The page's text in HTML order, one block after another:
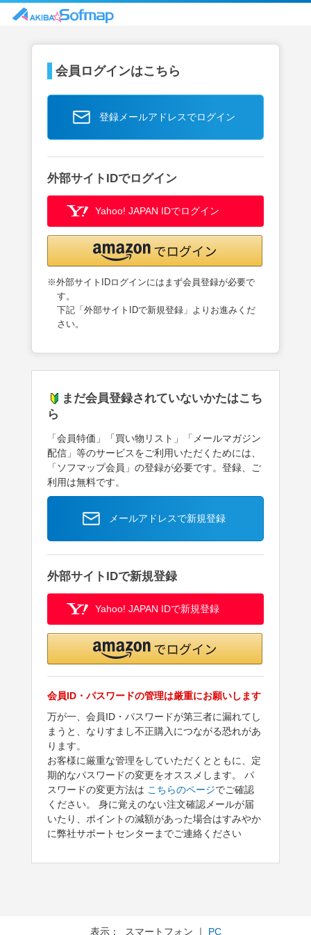
会員ログインはこちら
登録メールアドレスでログイン
外部サイトIDでログイン
Yahoo! JAPAN IDでログイン
※外部サイトIDログインにはまず会員登録が必要で
す。
下記「外部サイトIDで新規登録」よりお進みくだ
さい。
まだ会員登録されていないかたはこち
ら
「会員特価」「買い物リスト」「メールマガジン
配信」等のサービスをご利用いただくためには、
「ソフマップ会員」の登録が必要です。登録、ご
利用は無料です。
メールアドレスで新規登録
外部サイトIDで新規登録
Yahoo! JAPAN IDで新規登録
会員ID・パスワードの管理は厳重にお願いします
万が一、会員ID・パスワードが第三者に漏れてし
まうと、なりすまし不正購入につながる恐れがあ
ります。
お客様に厳重な管理をしていただくとともに、定
期的なパスワードの変更をオススメします。 パ
スワードの変更方法は こちらのページでご確認
ください。 身に覚えのない注文確認メールが届
いたり、ポイントの減額があった場合はすみやか
に弊社サポートセンターまでご連絡ください
表示： スマートフォン ｜ PC